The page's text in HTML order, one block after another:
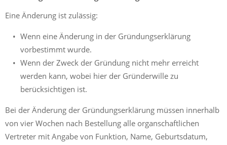
Eine Änderung ist zulässig:
Wenn eine Änderung in der Gründungserklärung
vorbestimmt wurde.
Wenn der Zweck der Gründung nicht mehr erreicht
werden kann, wobei hier der Gründerwille zu
berücksichtigen ist.
Bei der Änderung der Gründungserklärung müssen innerhalb
von vier Wochen nach Bestellung alle organschaftlichen
Vertreter mit Angabe von Funktion, Name, Geburtsdatum,